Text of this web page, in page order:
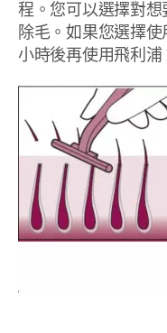
程。您可以選擇對
除毛。如果您選擇
小時後再使用飛利浦